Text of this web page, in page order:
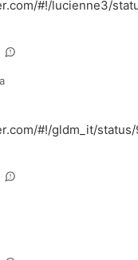
#!/lucienne3/
#!/gldm_it/status/